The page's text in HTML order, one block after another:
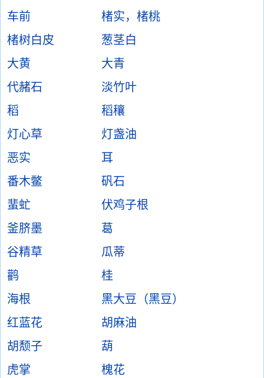
车前
楮实，楮桃
楮树白皮
葱茎白
大黄
大青
代赭石
淡竹叶
稻
稻穰
灯心草
灯盏油
恶实
耳
番木鳖
矾石
蜚虻
伏鸡子根
釜脐墨
葛
谷精草
瓜蒂
鹳
桂
海根
黑大豆（黑豆）
红蓝花
胡麻油
胡颓子
葫
虎掌
槐花